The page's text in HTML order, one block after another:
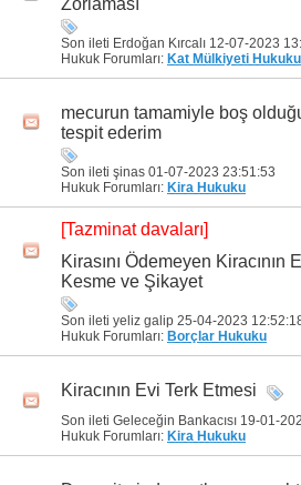
Zorlaması
Son ileti Erdoğan Kırcalı 12-07-2023
Hukuk Forumları: Kat Mülkiyeti Hukuku
mecurun tamamiyle boş
tespit ederim
Son ileti şinas 01-07-2023 23:51:53
Hukuk Forumları: Kira Hukuku
[Tazminat davaları]
Kirasını Ödemeyen Kiracının
Kesme ve Şikayet
Son ileti yeliz galip 25-04-2023
Hukuk Forumları: Borçlar Hukuku
Kiracının Evi Terk Etmesi
Son ileti Geleceğin Bankacısı 19-01-
Hukuk Forumları: Kira Hukuku